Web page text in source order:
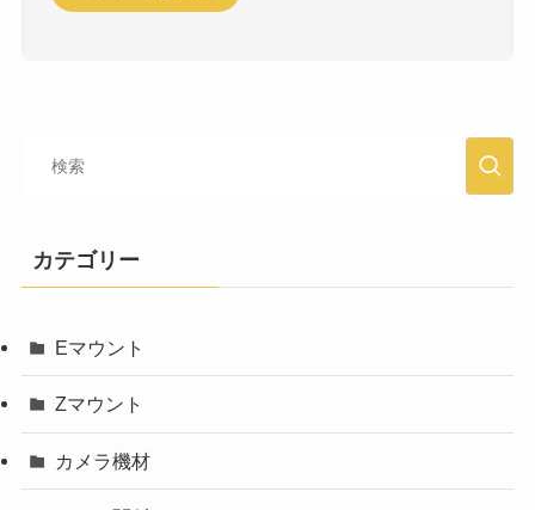
カテゴリー
Eマウント
Zマウント
カメラ機材